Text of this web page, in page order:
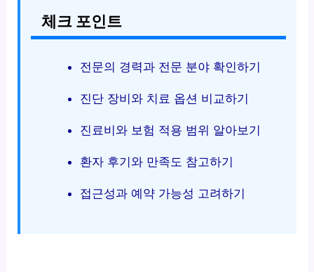
체크 포인트
전문의 경력과 전문 분야 확인하기
진단 장비와 치료 옵션 비교하기
진료비와 보험 적용 범위 알아보기
환자 후기와 만족도 참고하기
접근성과 예약 가능성 고려하기